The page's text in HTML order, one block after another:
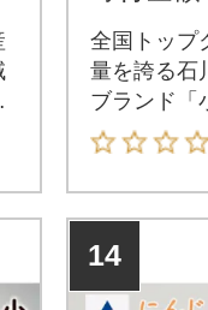
全国トップ
量を誇る石
ブランド「
用。
14